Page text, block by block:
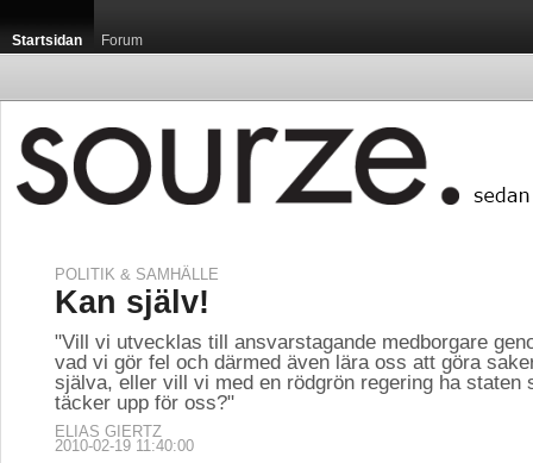
Startsidan Forum
POLITIK & SAMHÄLLE
Kan själv!
"Vill vi utvecklas till ansvarstagande medborgare
vad vi gör fel och därmed även lära oss att göra
själva, eller vill vi med en rödgrön regering ha staten
täcker upp för oss?"
ELIAS GIERTZ
2010-02-19 11:40:00